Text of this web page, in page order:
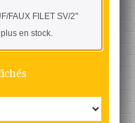
FAUX FILET SV/2"
en stock.